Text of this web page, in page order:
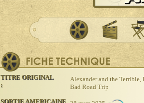
TITRE ORIGINAL
:
SORTIE AMERICAINE
Alexander and the Terrible,
Bad Road Trip